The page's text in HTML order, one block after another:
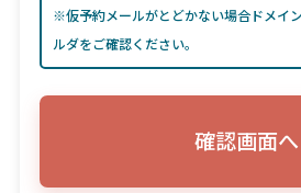
※仮予約メールがとどかない場合ドメイ
ルダをご確認ください。
確認画面へ